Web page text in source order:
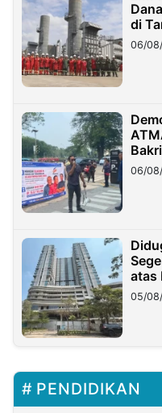
di
06/
06/
atas
05/
PENDIDIKAN